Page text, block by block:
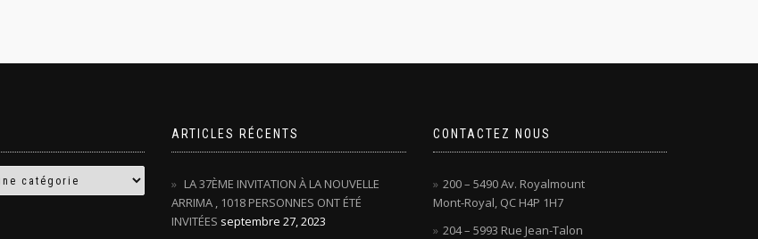
ARTICLES RÉCENTS
LA 37ÈME INVITATION À LA NOUVELLE
ARRIMA , 1018 PERSONNES ONT ÉTÉ
INVITÉES septembre 27, 2023
CONTACTEZ NOUS
200 – 5490 Av. Royalmount
Mont-Royal, QC H4P 1H7
204 – 5993 Rue Jean-Talon